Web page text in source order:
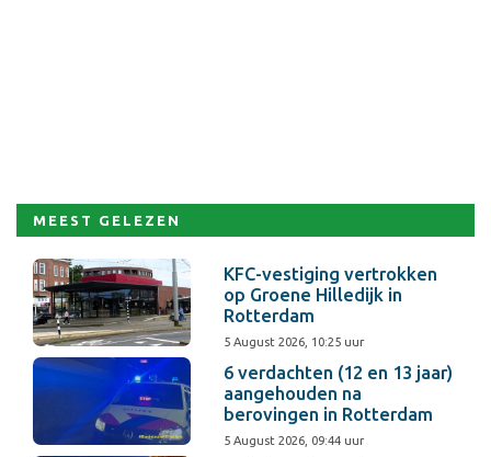
MEEST GELEZEN
KFC-vestiging vertrokken
op Groene Hilledijk in
Rotterdam
5 August 2026, 10:25 uur
6 verdachten (12 en 13 jaar)
aangehouden na
berovingen in Rotterdam
5 August 2026, 09:44 uur